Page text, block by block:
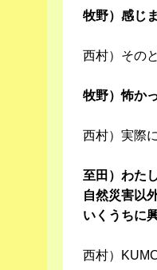
牧野）感じ
西村）その
牧野）怖か
西村）実際
至田）わた
自然災害以
いくうちに
西村）